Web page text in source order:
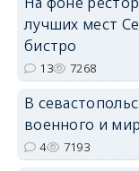
лучших мест
бистро
13 7268
В
военного и
4 7193